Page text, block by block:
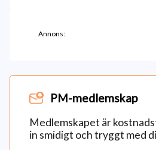
Annons:
PM-medlemskap
Medlemskapet är
in smidigt och tryggt med